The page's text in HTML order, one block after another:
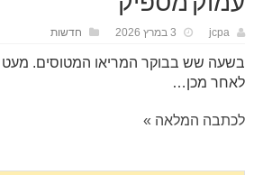
jcpa 3 במרץ 2026 חדשות
בשעה שש בבוקר המריאו המטוסים. מעט
לאחר מכן…
לכתבה המלאה »